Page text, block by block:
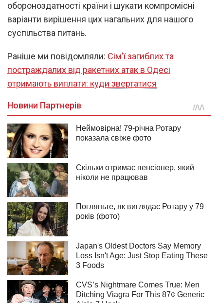
обороноздатності країни і шукати компромісні
варіанти вирішення цих нагальних для нашого
суспільства питань.
Раніше ми повідомляли: Сім’ї загиблих та
постраждалих від ракетних атак в Одесі
отримають виплати: куди звертатися